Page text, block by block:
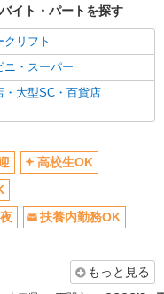
詳細を見る
。口県下関市小月小島１丁
詳細を見る
イト・パートを探す
クリフト
ニ・スーパー
・大型SC・百貨店
高校生OK
扶養内勤務OK
もっと見る